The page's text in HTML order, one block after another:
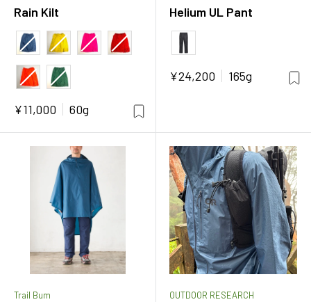
Rain Kilt
カラー
販
価
¥11,000 60g
Helium UL Pant
カラー
販
¥24,200 165g
Trail Bum OUTDOOR RESEARCH